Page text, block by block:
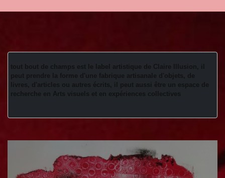
tout bout de champs est le label artistique de Claire Illusion, il
peut prendre la forme d'une fabrique artisanale d'objets, de
livres, d'articles ou autres écrits, il peut aussi être un espace de
recherche en Arts visuels et en expériences collectives